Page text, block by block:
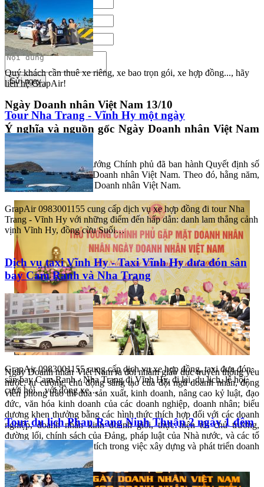
Quý khách cần thuê xe riêng, xe bao trọn gói, xe hợp đồng..., hãy
liên hệ GrapAir!
Tour Nha Trang - Vĩnh Hy một ngày
GrapAir 0983001155 cung cấp dịch vụ xe hợp đồng đi tour Nha
Trang - Vĩnh Hy với những điểm đến hấp dẫn: danh lam thắng cảnh
vịnh Vĩnh Hy, đồng cừu Suối…
Dịch vụ taxi Vĩnh Hy - Taxi Vĩnh Hy đưa đón sân
bay Cam Ranh và Nha Trang
GrapAir 0983001155 cung cấp dịch vụ xe hợp đồng, taxi đưa đón
sân bay Cam Ranh - Nha Trang đi Vĩnh Hy, đi lại, du lịch, lễ hội,
cưới hỏi... với dòng xe…
Tour du lịch Phan Rang Ninh Thuận 2 ngày 1 đêm
Gửi ngay
Ngày Doanh nhân Việt Nam 13/10
Ý nghĩa và nguồn gốc Ngày Doanh nhân Việt Nam
13/10
Ngày 20/9/2004, Thủ tướng Chính phủ đã ban hành Quyết định số
990/QĐ-TTg về Ngày Doanh nhân Việt Nam. Theo đó, hằng năm,
lấy ngày 13/10 là Ngày Doanh nhân Việt Nam.
Ngày Doanh nhân Việt Nam ra đời nhằm giáo dục truyền thống yêu
nước, tự cường, chủ động sáng tạo của đội ngũ doanh nhân, động
viên phong trào thi đua sản xuất, kinh doanh, nâng cao kỷ luật, đạo
đức, văn hóa kinh doanh của các doanh nghiệp, doanh nhân; biểu
dương khen thưởng bằng các hình thức thích hợp đối với các doanh
nghiệp, doanh nhân kinh doanh giỏi, thực hiện tốt chủ trương,
đường lối, chính sách của Đảng, pháp luật của Nhà nước, và các tổ
chức, cá nhân có thành tích trong việc xây dựng và phát triển doanh
nghiệp.